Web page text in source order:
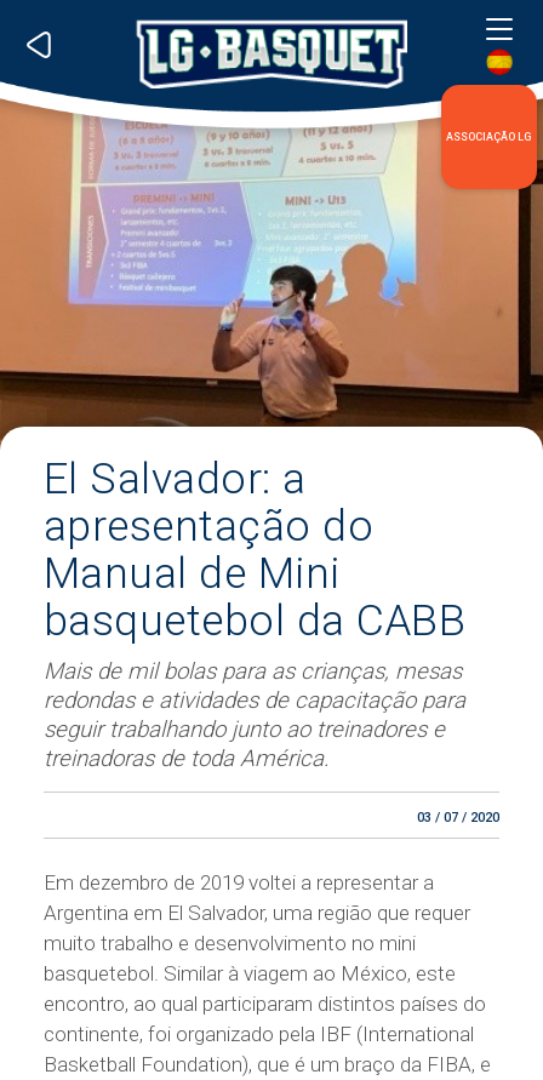
ASSOCIAÇÃO LG
El Salvador: a
apresentação do
Manual de Mini
basquetebol da CABB
Mais de mil bolas para as crianças, mesas
redondas e atividades de capacitação para
seguir trabalhando junto ao treinadores e
treinadoras de toda América.
03 / 07 / 2020
Em dezembro de 2019 voltei a representar a
Argentina em El Salvador, uma região que requer
muito trabalho e desenvolvimento no mini
basquetebol. Similar à viagem ao México, este
encontro, ao qual participaram distintos países do
continente, foi organizado pela IBF (International
Basketball Foundation), que é um braço da FIBA, e